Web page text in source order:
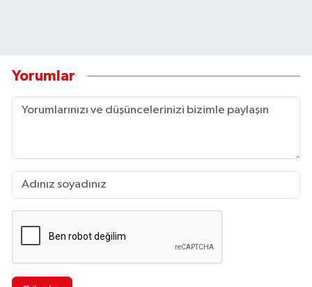
Yorumlar